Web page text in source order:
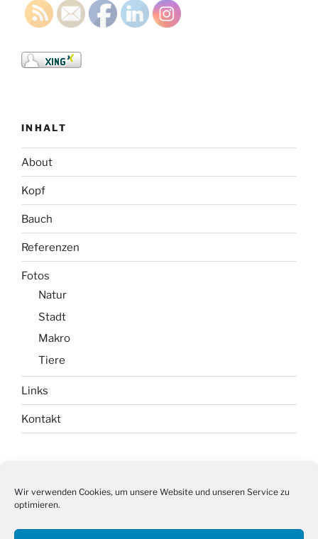
Wir verwenden Cookies, um unsere Website und unseren Service zu
optimieren.
INHALT
About
Kopf
Bauch
Referenzen
Fotos
Natur
Stadt
Makro
Tiere
Links
Kontakt
Datenschutz